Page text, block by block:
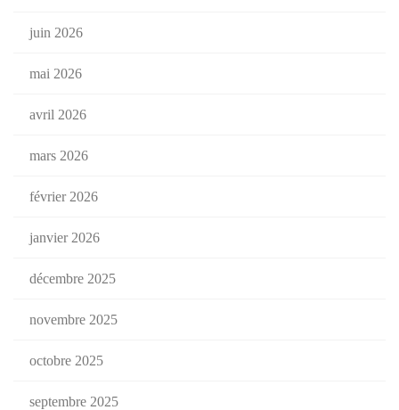
juin 2026
mai 2026
avril 2026
mars 2026
février 2026
janvier 2026
décembre 2025
novembre 2025
octobre 2025
septembre 2025